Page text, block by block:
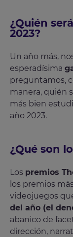
¿Quién
2023?
Un año más,
esperadísima
preguntamos,
manera, quién
más bien
año 2023.
¿Qué son
Los premios
los premios
videojuegos
del año (el
abanico de
dirección,